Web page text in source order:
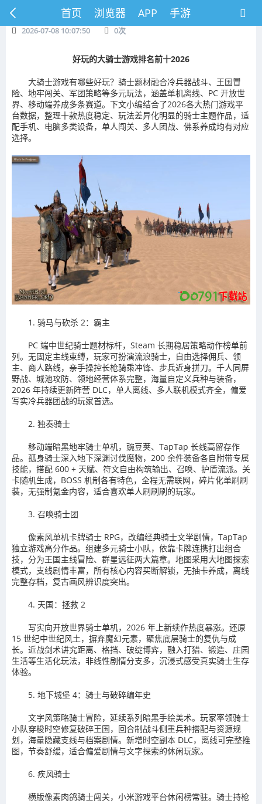
首页 浏览器 APP 手游
2026-07-08 10:07:50 0次
好玩的大骑士游戏排名前十2026
大骑士游戏有哪些好玩？骑士题材融合冷兵器战斗、王国冒
险、地牢闯关、军团策略等多元玩法，涵盖单机离线、PC 开放世
界、移动端养成多条赛道。下文小编结合了2026各大热门游戏平
台数据，整理十款热度稳定、玩法差异化明显的骑士主题作品，适
配手机、电脑多类设备，单人闯关、多人团战、佛系养成均有对应
选择。
1. 骑马与砍杀 2：霸主
PC 端中世纪骑士题材标杆，Steam 长期稳居策略动作榜单前
列。无固定主线束缚，玩家可扮演流浪骑士，自由选择佣兵、领
主、商人路线，亲手操控长枪骑乘冲锋、步兵近身拼刀。千人同屏
野战、城池攻防、领地经营体系完整，海量自定义兵种与装备，
2026 年持续更新阵营 DLC，单人离线、多人联机模式齐全，偏爱
写实冷兵器团战的玩家首选。
2. 独奏骑士
移动端暗黑地牢骑士单机，豌豆荚、TapTap 长线高留存作
品。孤身骑士深入地下深渊讨伐魔物，200 余件装备各自附带专属
技能，搭配 600 + 天赋、符文自由构筑输出、召唤、护盾流派。关
卡随机生成，BOSS 机制各有特色，全程无需联网，碎片化单刷刷
装，无强制氪金内容，适合喜欢单人刷刷刷的玩家。
3. 召唤骑士团
像素风单机卡牌骑士 RPG，改编经典骑士文学剧情，TapTap
独立游戏高分作品。组建多元骑士小队，依靠卡牌连携打出组合
技，分为王国主线冒险、群星远征两大篇章。地图采用大地图探索
模式，支线剧情丰富，所有核心内容买断解锁，无抽卡养成，离线
完整存档，复古画风辨识度突出。
4. 天国：拯救 2
写实向开放世界骑士单机，2026 年上新续作热度暴涨。还原
15 世纪中世纪风土，摒弃魔幻元素，聚焦底层骑士的复仇与成
长。近战剑术讲究距离、格挡、破绽博弈，融入打猎、锻造、庄园
生活等生活化玩法，非线性剧情分支多，沉浸式感受真实骑士生存
体验。
5. 地下城堡 4：骑士与破碎编年史
文字风策略骑士冒险，延续系列暗黑手绘美术。玩家率领骑士
小队穿梭时空修复破碎王国，回合制战斗侧重兵种搭配与资源规
划，海量隐藏支线与档案剧情。新增时空副本 DLC，离线可完整推
图，节奏舒缓，适合偏爱剧情与文字探索的休闲玩家。
6. 疾风骑士
横版像素肉鸽骑士闯关，小米游戏平台休闲榜常驻。骑士持枪